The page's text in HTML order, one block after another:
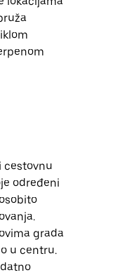
cestovnu
određeni
grada
u centru.